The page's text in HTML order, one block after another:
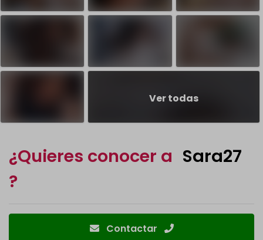
Ver todas
¿Quieres conocer a Sara27
?
Contactar